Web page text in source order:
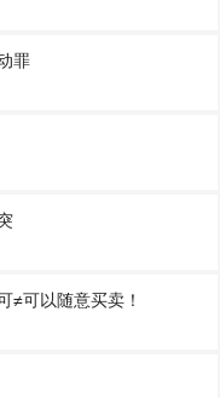
罪
≠可以随意买卖！